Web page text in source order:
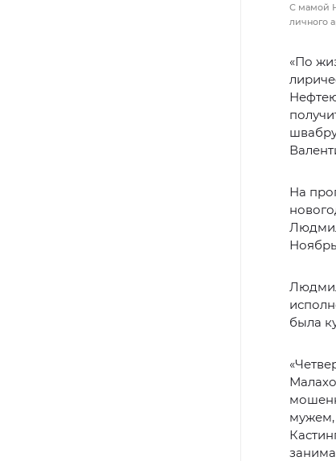
С мамой
личного
«По
На
была
мужем,